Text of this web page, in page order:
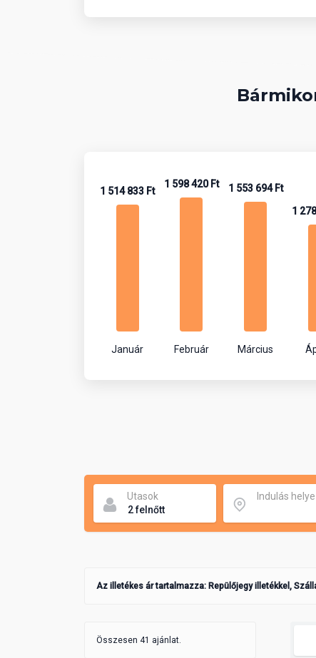
1 514 833 Ft
Január
1 598 420 Ft
Február
1 553 694 Ft
Március
1
Utasok Indulás helye
Az illetékes ár tartalmazza: Repülőjegy illetékkel,
Összesen 41 ajánlat.